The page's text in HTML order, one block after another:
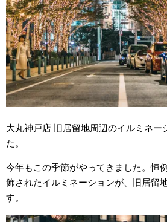
大丸神戸店 旧居留地周辺のイルミネー
た。
今年もこの季節がやってきました。恒
飾されたイルミネーションが、旧居留
す。